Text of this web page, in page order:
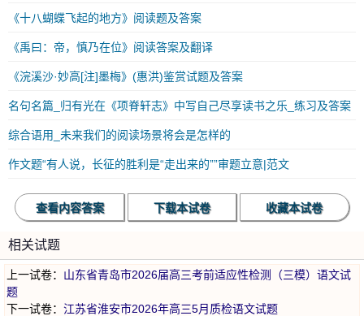
《十八蝴蝶飞起的地方》阅读题及答案
《禹曰：帝，慎乃在位》阅读答案及翻译
《浣溪沙·妙高[注]墨梅》(惠洪)鉴赏试题及答案
名句名篇_归有光在《项脊轩志》中写自己尽享读书之乐_练习及答案
综合语用_未来我们的阅读场景将会是怎样的
作文题“有人说，长征的胜利是“走出来的””审题立意|范文
查看内容答案 下载本试卷 收藏本试卷
相关试题
上一试卷： 山东省青岛市2026届高三考前适应性检测（三模）语文试
题
下一试卷： 江苏省淮安市2026年高三5月质检语文试题